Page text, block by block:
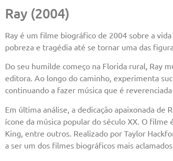
Ray (2004)
Ray é um filme biográfico de 2004 sobre a
pobreza e tragédia até se tornar uma das
Do seu humilde começo na Florida rural, Ray
editora. Ao longo do caminho, experimenta
continuando a fazer música que é
Em última análise, a dedicação apaixonada
ícone da música popular do século XX. O
King, entre outros. Realizado por Taylor
a ser um dos filmes biográficos mais